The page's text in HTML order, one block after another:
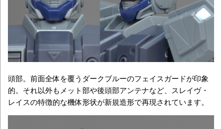
頭部。前面全体を覆うダークブルーのフェイスガードが印象
的。それ以外もメット部や後頭部アンテナなど、スレイヴ・
レイスの特徴的な機体形状が新規造形で再現されています。